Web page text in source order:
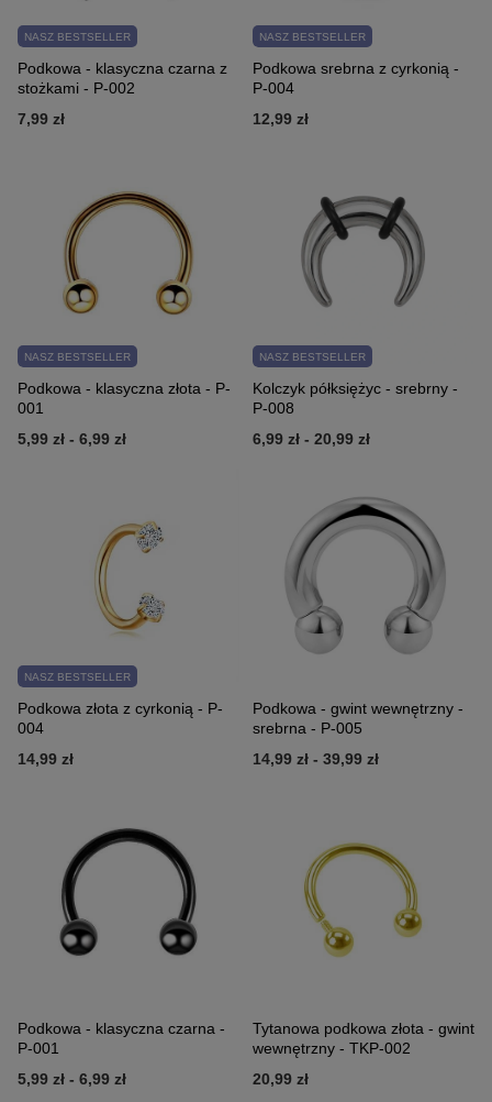
NASZ BESTSELLER
Podkowa - klasyczna czarna z
stożkami - P-002
7,99 zł
NASZ BESTSELLER
Podkowa srebrna z cyrkonią -
P-004
12,99 zł
NASZ BESTSELLER
Podkowa - klasyczna złota - P-
001
5,99 zł - 6,99 zł
NASZ BESTSELLER
Kolczyk półksiężyc - srebrny -
P-008
6,99 zł - 20,99 zł
NASZ BESTSELLER
Podkowa złota z cyrkonią - P-
004
14,99 zł
Podkowa - gwint wewnętrzny -
srebrna - P-005
14,99 zł - 39,99 zł
Podkowa - klasyczna czarna -
P-001
5,99 zł - 6,99 zł
Tytanowa podkowa złota - gwint
wewnętrzny - TKP-002
20,99 zł